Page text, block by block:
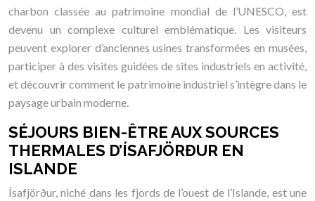
charbon classée au patrimoine mondial de l’UNESCO, est
devenu un complexe culturel emblématique. Les visiteurs
peuvent explorer d’anciennes usines transformées en musées,
participer à des visites guidées de sites industriels en activité,
et découvrir comment le patrimoine industriel s’intègre dans le
paysage urbain moderne.
SÉJOURS BIEN-ÊTRE AUX SOURCES
THERMALES D’ÍSAFJÖRÐUR EN
ISLANDE
Ísafjörður, niché dans les fjords de l’ouest de l’Islande, est une